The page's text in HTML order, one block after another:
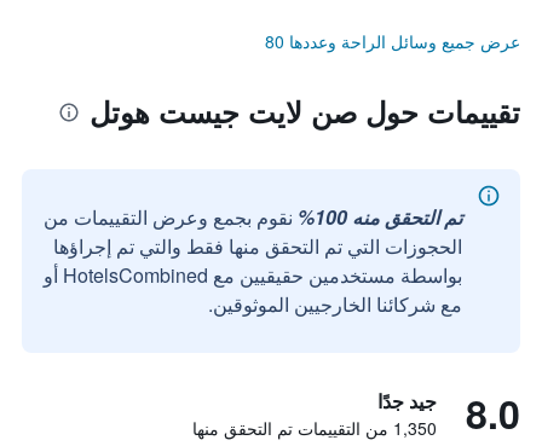
عرض جميع وسائل الراحة وعددها 80
تقييمات حول صن لايت جيست هوتل
تم التحقق منه 100%
نقوم بجمع وعرض التقييمات من
الحجوزات التي تم التحقق منها فقط والتي تم إجراؤها
بواسطة مستخدمين حقيقيين مع HotelsCombined أو
مع شركائنا الخارجيين الموثوقين.
8.0 جيد جدًا
1,350 من التقييمات تم التحقق منها